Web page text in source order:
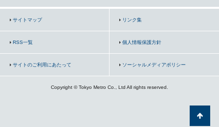
サイトマップ リンク集
RSS一覧 個人情報保護方針
サイトのご利用にあたって ソーシャルメディアポリシー
Copyright © Tokyo Metro Co., Ltd All rights reserved.